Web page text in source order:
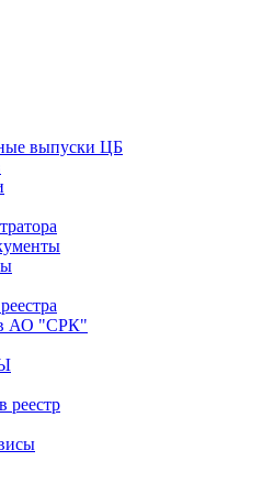
выпуски ЦБ
АО "СРК"